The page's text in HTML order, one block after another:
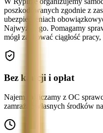
poszkodowanych zgodnie z
ubezpieczeniach
Najwyższego. Pomagamy
mógł zachować ciągłość
Bez kaucji i opłat
Najem rozliczamy z OC
zamrażać własnych środków